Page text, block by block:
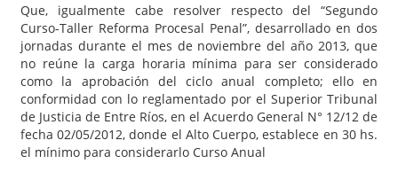
Que, igualmente cabe resolver respecto del “Segundo
Curso-Taller Reforma Procesal Penal”, desarrollado en dos
jornadas durante el mes de noviembre del año 2013, que
no reúne la carga horaria mínima para ser considerado
como la aprobación del ciclo anual completo; ello en
conformidad con lo reglamentado por el Superior Tribunal
de Justicia de Entre Ríos, en el Acuerdo General N° 12/12 de
fecha 02/05/2012, donde el Alto Cuerpo, establece en 30 hs.
el mínimo para considerarlo Curso Anual